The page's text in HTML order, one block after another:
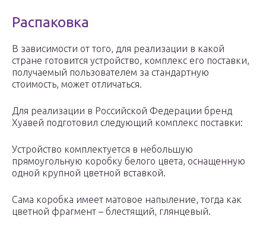
Распаковка
В зависимости от того, для реализации в какой
стране готовится устройство, комплекс его поставки,
получаемый пользователем за стандартную
стоимость, может отличаться.
Для реализации в Российской Федерации бренд
Хуавей подготовил следующий комплекс поставки:
Устройство комплектуется в небольшую
прямоугольную коробку белого цвета, оснащенную
одной крупной цветной вставкой.
Сама коробка имеет матовое напыление, тогда как
цветной фрагмент – блестящий, глянцевый.